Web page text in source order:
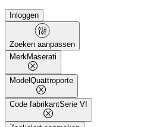
Inloggen
Zoeken aanpassen
MerkMaserati
Model Quattroporte
Code fabrikantSerie VI